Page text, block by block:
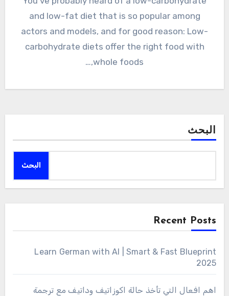
and low-fat diet that is so popular among
actors and models, and for good reason: Low-
carbohydrate diets offer the right food with
whole foods,…
البحث
البحث
Recent Posts
Learn German with AI | Smart & Fast Blueprint
2025
اهم افعال التي تأخذ حالة اكوزاتيف وداتيف مع ترجمة